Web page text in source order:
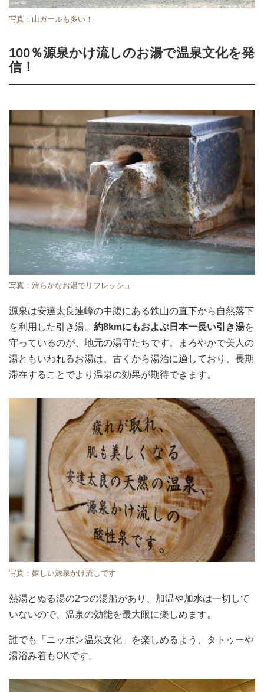
写真：山ガールも多い！
100％源泉かけ流しのお湯で温泉文化を発
信！
写真：滑らかなお湯でリフレッシュ
源泉は安達太良連峰の中腹にある鉄山の直下から自然落下
を利用した引き湯。 約8kmにもおよぶ日本一長い引き湯を
守っているのが、地元の湯守たちです。まろやかで美人の
湯ともいわれるお湯は、古くから湯治に適しており、長期
滞在することでより温泉の効果が期待できます。
写真：嬉しい源泉かけ流しです
熱湯とぬる湯の2つの湯船があり、加温や加水は一切して
いないので、温泉の効能を最大限に楽しめます。
誰でも「ニッポン温泉文化」を楽しめるよう、タトゥーや
湯浴み着もOKです。